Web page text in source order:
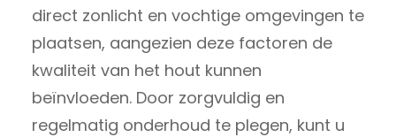
direct zonlicht en vochtige omgevingen te
plaatsen, aangezien deze factoren de
kwaliteit van het hout kunnen
beïnvloeden. Door zorgvuldig en
regelmatig onderhoud te plegen, kunt u